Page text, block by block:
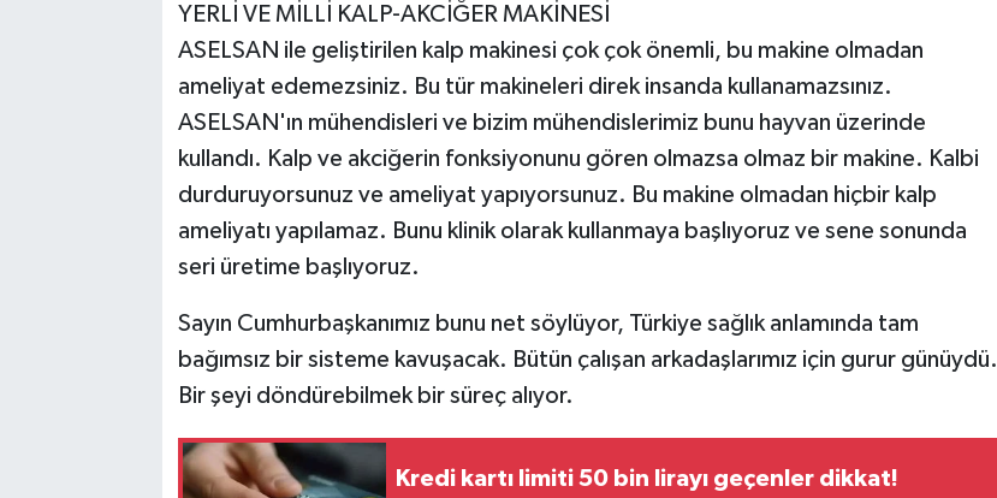
YERLİ VE MİLLİ KALP-AKCİĞER MAKİNESİ
ASELSAN ile geliştirilen kalp makinesi çok çok önemli, bu makine olmadan
ameliyat edemezsiniz. Bu tür makineleri direk insanda kullanamazsınız.
ASELSAN'ın mühendisleri ve bizim mühendislerimiz bunu hayvan üzerinde
kullandı. Kalp ve akciğerin fonksiyonunu gören olmazsa olmaz bir makine. Kalbi
durduruyorsunuz ve ameliyat yapıyorsunuz. Bu makine olmadan hiçbir kalp
ameliyatı yapılamaz. Bunu klinik olarak kullanmaya başlıyoruz ve sene sonunda
seri üretime başlıyoruz.
Sayın Cumhurbaşkanımız bunu net söylüyor, Türkiye sağlık anlamında tam
bağımsız bir sisteme kavuşacak. Bütün çalışan arkadaşlarımız için gurur günüydü.
Bir şeyi döndürebilmek bir süreç alıyor.
Kredi kartı limiti 50 bin lirayı geçenler dikkat!